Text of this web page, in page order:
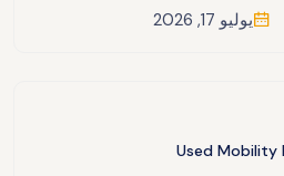
يوليو 17, 2026
Used Mobility